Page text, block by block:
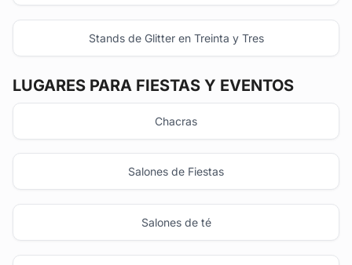
Stands de Glitter en Treinta y Tres
LUGARES PARA FIESTAS Y EVENTOS
Chacras
Salones de Fiestas
Salones de té